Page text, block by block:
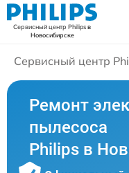
Сервисный центр Philipsв
Новосибирске
Сервисный центр
Ремонт
пылесоса
Philips в